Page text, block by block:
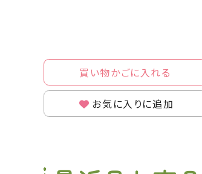
買い物かごに入れる
お気に入りに追加